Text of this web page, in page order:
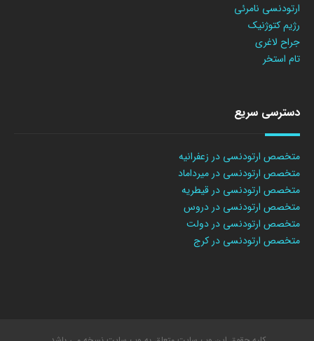
ارتودنسی نامرئی
رژیم کتوژنیک
جراح لاغری
تام استخر
دسترسی سریع
متخصص ارتودنسی در زعفرانیه
متخصص ارتودنسی در میرداماد
متخصص ارتودنسی در قیطریه
متخصص ارتودنسی در دروس
متخصص ارتودنسی در دولت
متخصص ارتودنسی در کرج